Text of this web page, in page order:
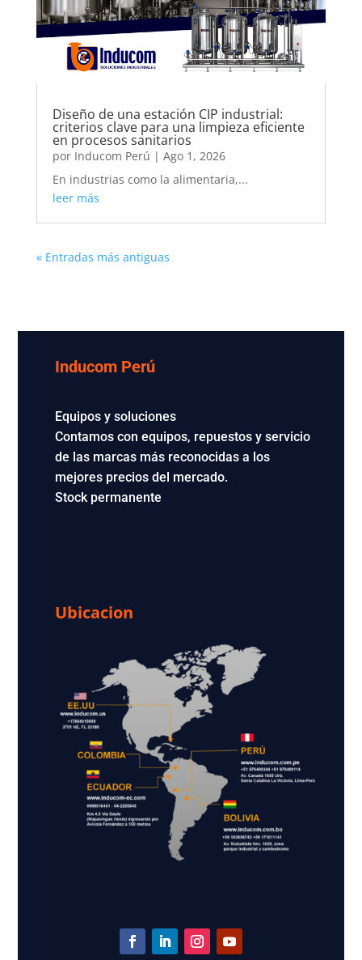
Diseño de una estación CIP industrial:
criterios clave para una limpieza eficiente
en procesos sanitarios
por Inducom Perú | Ago 1, 2026
En industrias como la alimentaria,...
leer más
« Entradas más antiguas
Inducom Perú
Equipos y soluciones
Contamos con equipos, repuestos y servicio
de las marcas más reconocidas a los
mejores precios del mercado.
Stock permanente
Ubicacion